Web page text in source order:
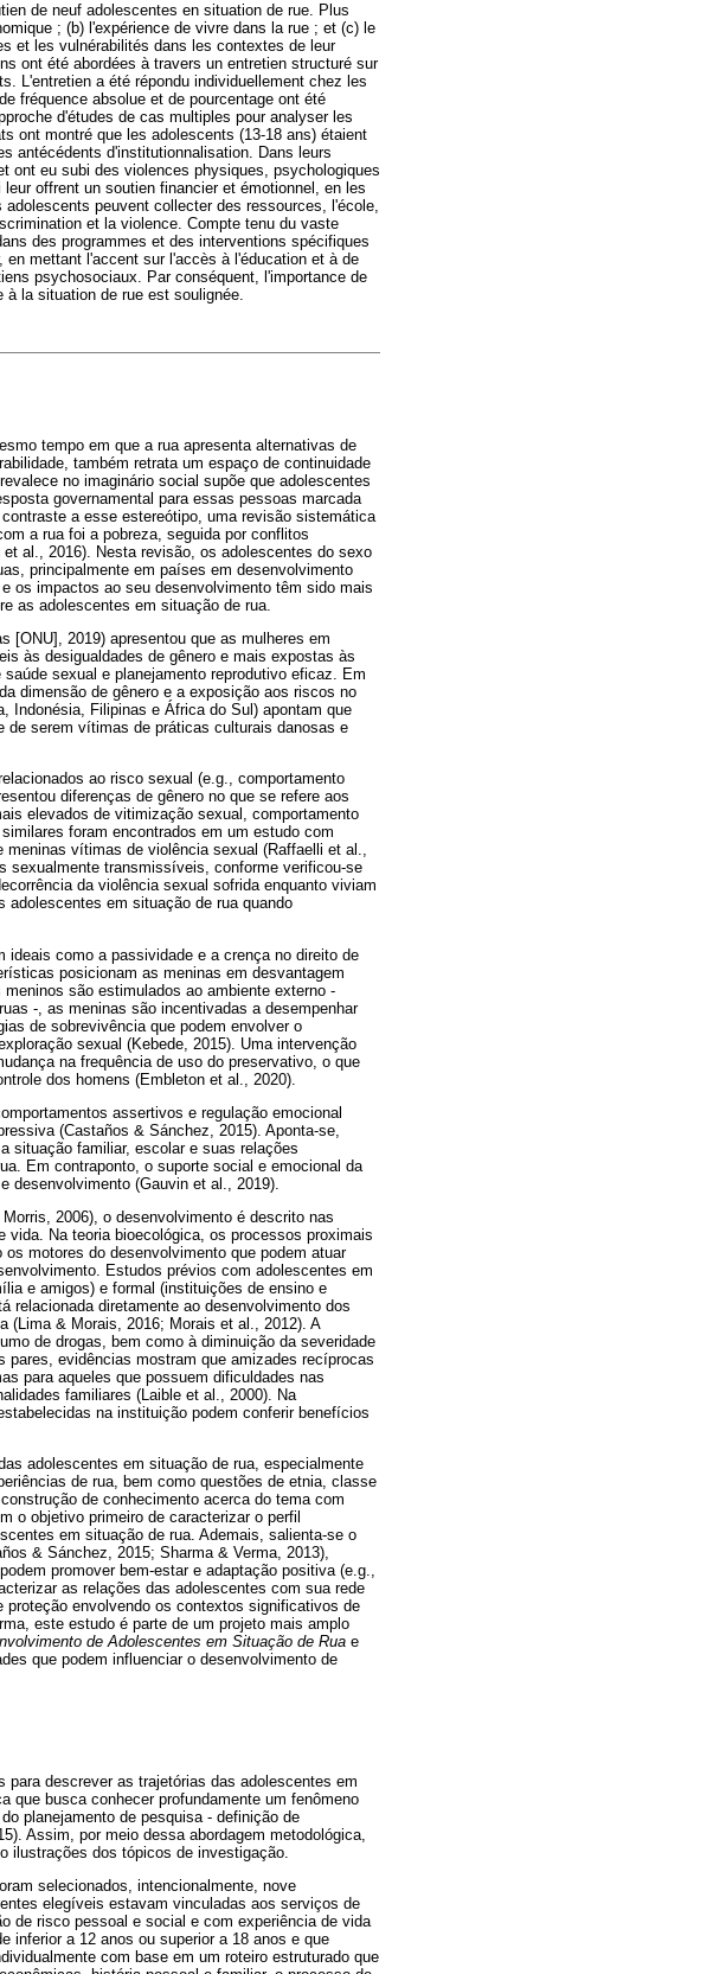
de neuf adolescentes en situation de rue. Plus
; (b) l'expérience de vivre dans la rue ; et (c) le
et les vulnérabilités dans les contextes de leur
ont été abordées à travers un entretien structuré sur
L'entretien a été répondu individuellement chez les
fréquence absolue et de pourcentage ont été
d'études de cas multiples pour analyser les
ont montré que les adolescents (13-18 ans) étaient
antécédents d'institutionnalisation. Dans leurs
eu subi des violences physiques, psychologiques
offrent un soutien financier et émotionnel, en les
peuvent collecter des ressources, l'école,
et la violence. Compte tenu du vaste
des programmes et des interventions spécifiques
mettant l'accent sur l'accès à l'éducation et à de
psychosociaux. Par conséquent, l'importance de
la situation de rue est soulignée.
tempo em que a rua apresenta alternativas de
também retrata um espaço de continuidade
no imaginário social supõe que adolescentes
governamental para essas pessoas marcada
a esse estereótipo, uma revisão sistemática
a rua foi a pobreza, seguida por conflitos
al., 2016). Nesta revisão, os adolescentes do sexo
principalmente em países em desenvolvimento
os impactos ao seu desenvolvimento têm sido mais
as adolescentes em situação de rua.
[ONU], 2019) apresentou que as mulheres em
às desigualdades de gênero e mais expostas às
sexual e planejamento reprodutivo eficaz. Em
dimensão de gênero e a exposição aos riscos no
Indonésia, Filipinas e África do Sul) apontam que
de serem vítimas de práticas culturais danosas e
ao risco sexual (e.g., comportamento
diferenças de gênero no que se refere aos
elevados de vitimização sexual, comportamento
foram encontrados em um estudo com
vítimas de violência sexual (Raffaelli et al.,
sexualmente transmissíveis, conforme verificou-se
da violência sexual sofrida enquanto viviam
adolescentes em situação de rua quando
ideais como a passividade e a crença no direito de
posicionam as meninas em desvantagem
são estimulados ao ambiente externo -
-, as meninas são incentivadas a desempenhar
de sobrevivência que podem envolver o
sexual (Kebede, 2015). Uma intervenção
na frequência de uso do preservativo, o que
dos homens (Embleton et al., 2020).
assertivos e regulação emocional
(Castaños & Sánchez, 2015). Aponta-se,
situação familiar, escolar e suas relações
Em contraponto, o suporte social e emocional da
desenvolvimento (Gauvin et al., 2019).
2006), o desenvolvimento é descrito nas
Na teoria bioecológica, os processos proximais
motores do desenvolvimento que podem atuar
Estudos prévios com adolescentes em
e amigos) e formal (instituições de ensino e
relacionada diretamente ao desenvolvimento dos
(Lima & Morais, 2016; Morais et al., 2012). A
de drogas, bem como à diminuição da severidade
evidências mostram que amizades recíprocas
para aqueles que possuem dificuldades nas
familiares (Laible et al., 2000). Na
na instituição podem conferir benefícios
adolescentes em situação de rua, especialmente
de rua, bem como questões de etnia, classe
de conhecimento acerca do tema com
o objetivo primeiro de caracterizar o perfil
em situação de rua. Ademais, salienta-se o
& Sánchez, 2015; Sharma & Verma, 2013),
promover bem-estar e adaptação positiva (e.g.,
as relações das adolescentes com sua rede
envolvendo os contextos significativos de
este estudo é parte de um projeto mais amplo
de Adolescentes em Situação de Rua e
que podem influenciar o desenvolvimento de
descrever as trajetórias das adolescentes em
busca conhecer profundamente um fenômeno
planejamento de pesquisa - definição de
Assim, por meio dessa abordagem metodológica,
ilustrações dos tópicos de investigação.
selecionados, intencionalmente, nove
elegíveis estavam vinculadas aos serviços de
de risco pessoal e social e com experiência de vida
inferior a 12 anos ou superior a 18 anos e que
com base em um roteiro estruturado que